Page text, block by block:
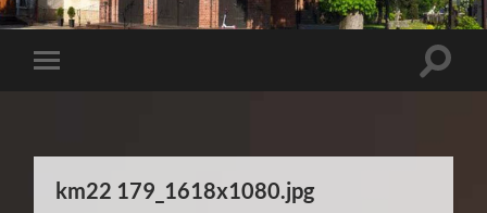
Toggle
Toggle
km22 179_1618x1080.jpg